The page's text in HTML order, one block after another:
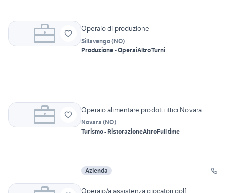
Operaio di produzione
Sillavengo(NO)
Produzione - OperaiAltroTurni
Operaio alimentare prodotti ittici Novara
Novara (NO)
Turismo - RistorazioneAltroFull time
Azienda
Operaio/a assistenza giocatori golf